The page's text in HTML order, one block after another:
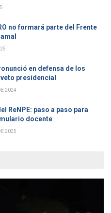
no formará parte del Frente
en defensa de los
presidencial
2024
ReNPE: paso a paso para
docente
2025